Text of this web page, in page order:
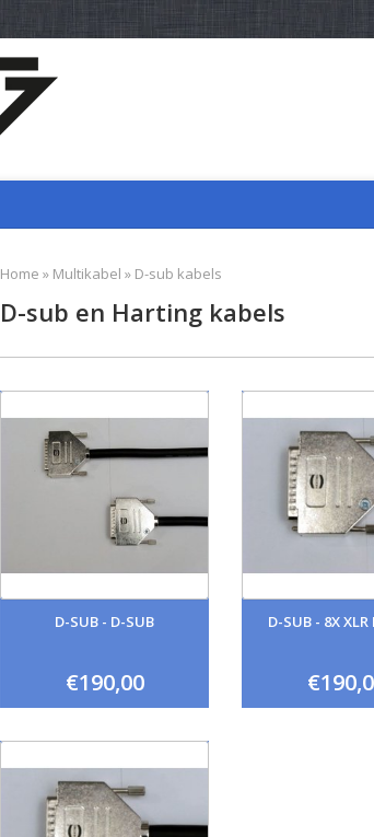
Home » Multikabel » D-sub kabels
D-sub en Harting kabels
D-SUB - D-SUB
€190,00
D-SUB - 8X XLR